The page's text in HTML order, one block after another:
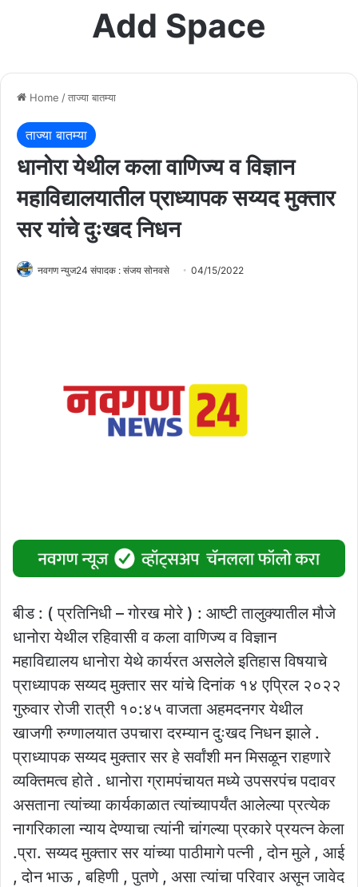
Add Space
Home /ताज्या बातम्या
ताज्या बातम्या
धानोरा येथील कला वाणिज्य व विज्ञान
महाविद्यालयातील प्राध्यापक सय्यद मुक्तार
सर यांचे दुःखद निधन
नवगण न्युज24 संपादक : संजय सोनवसे 04/15/2022
बीड : ( प्रतिनिधी – गोरख मोरे ) : आष्टी तालुक्यातील मौजे
धानोरा येथील रहिवासी व कला वाणिज्य व विज्ञान
महाविद्यालय धानोरा येथे कार्यरत असलेले इतिहास विषयाचे
प्राध्यापक सय्यद मुक्तार सर यांचे दिनांक १४ एप्रिल २०२२
गुरुवार रोजी रात्री १०:४५ वाजता अहमदनगर येथील
खाजगी रुग्णालयात उपचारा दरम्यान दुःखद निधन झाले .
प्राध्यापक सय्यद मुक्तार सर हे सर्वांशी मन मिसळून राहणारे
व्यक्तिमत्व होते . धानोरा ग्रामपंचायत मध्ये उपसरपंच पदावर
असताना त्यांच्या कार्यकाळात त्यांच्यापर्यंत आलेल्या प्रत्येक
नागरिकाला न्याय देण्याचा त्यांनी चांगल्या प्रकारे प्रयत्न केला
.प्रा. सय्यद मुक्तार सर यांच्या पाठीमागे पत्नी , दोन मुले , आई
, दोन भाऊ , बहिणी , पुतणे , असा त्यांचा परिवार असून जावेद